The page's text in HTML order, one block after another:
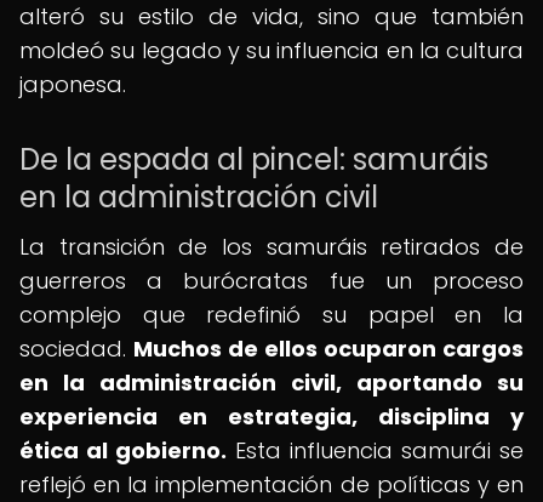
alteró su estilo de vida, sino que también
moldeó su legado y su influencia en la cultura
japonesa.
De la espada al pincel: samuráis
en la administración civil
La transición de los samuráis retirados de
guerreros a burócratas fue un proceso
complejo que redefinió su papel en la
sociedad. Muchos de ellos ocuparon cargos
en la administración civil, aportando su
experiencia en estrategia, disciplina y
ética al gobierno. Esta influencia samurái se
reflejó en la implementación de políticas y en